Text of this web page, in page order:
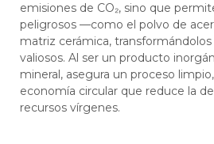
emisiones de CO₂, sino que
peligrosos —como el polvo de
matriz cerámica,
valiosos. Al ser un producto
mineral, asegura un proceso
economía circular que reduce la
recursos vírgenes.